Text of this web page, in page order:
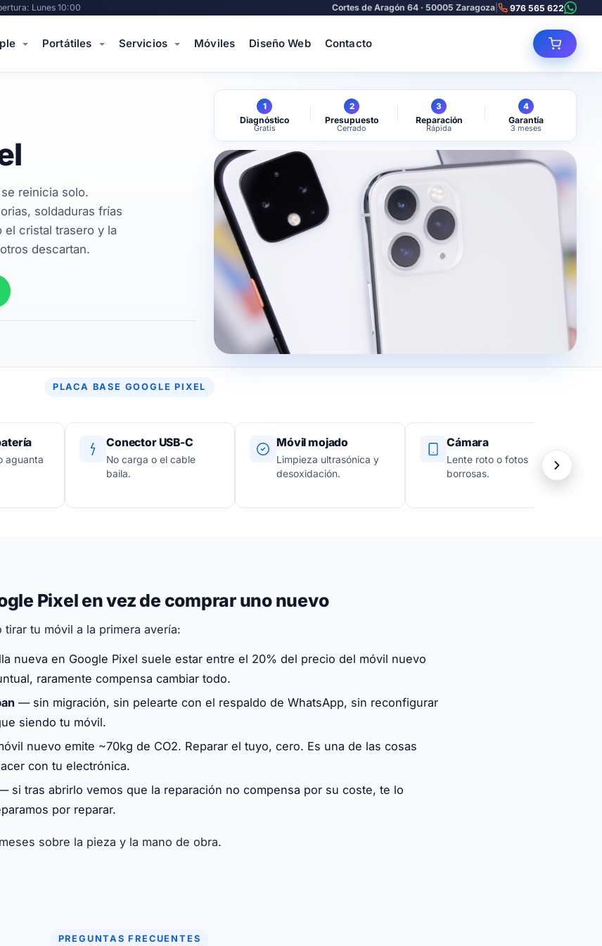
Lunes 10:00 Cortes de Aragón 64 · 50005 Zaragoza 976 565 622
Portátiles Servicios Móviles Diseño Web Contacto
reinicia solo.
soldaduras frías
el cristal trasero y la
descartan.
1
Diagnóstico
Gratis
2
Presupuesto
Cerrado
3
Reparación
Rápida
4
Garantía
3 meses
PLACA BASE GOOGLE PIXEL
aguanta
Conector USB-C
No carga o el cable
baila.
Móvil mojado
Limpieza ultrasónica y
desoxidación.
Cámara
Lente roto o fotos
borrosas.
Pixel en vez de comprar uno nuevo
tu móvil a la primera avería:
nueva en Google Pixel suele estar entre el 20% del precio del móvil nuevo
raramente compensa cambiar todo.
— sin migración, sin pelearte con el respaldo de WhatsApp, sin reconfigurar
siendo tu móvil.
nuevo emite ~70kg de CO2. Reparar el tuyo, cero. Es una de las cosas
con tu electrónica.
si tras abrirlo vemos que la reparación no compensa por su coste, te lo
por reparar.
sobre la pieza y la mano de obra.
PREGUNTAS FRECUENTES